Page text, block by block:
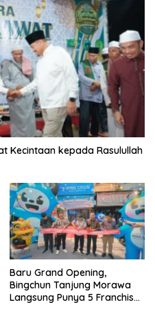
Kecintaan kepada Rasulullah
‎Baru Grand Opening,
Bingchun Tanjung Morawa
Langsung Punya 5 Franchise